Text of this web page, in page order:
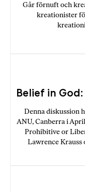
Går förnuft och
kreationister
Belief in
Denna diskussion
ANU, Canberra i
Prohibitive or
Lawrence Krauss